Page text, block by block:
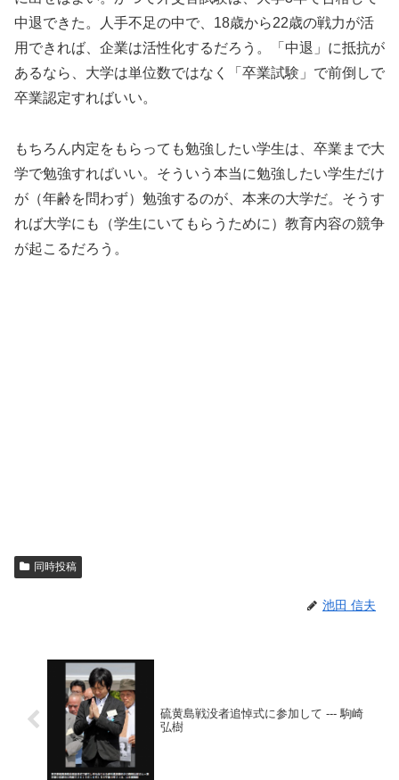
中退できた。人手不足の中で、18歳から22歳の戦力が活
用できれば、企業は活性化するだろう。「中退」に抵抗が
あるなら、大学は単位数ではなく「卒業試験」で前倒しで
卒業認定すればいい。
もちろん内定をもらっても勉強したい学生は、卒業まで大
学で勉強すればいい。そういう本当に勉強したい学生だけ
が（年齢を問わず）勉強するのが、本来の大学だ。そうす
れば大学にも（学生にいてもらうために）教育内容の競争
が起こるだろう。
同時投稿
池田 信夫
硫黄島戦没者追悼式に参加して --- 駒崎
弘樹